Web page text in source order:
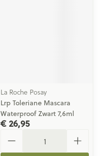
La Roche Posay
Lrp Toleriane Mascara
Waterproof Zwart 7,6ml
€ 26,95